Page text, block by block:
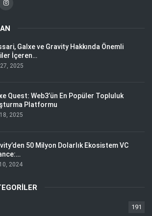
Galxe ve Gravity Hakkında Önemli
İçeren…
2025
Quest: Web3’ün En Popüler Topluluk
Platformu
2025
50 Milyon Dolarlık Ekosistem VC
2024
191